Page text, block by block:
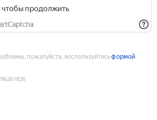
продолжить
пожалуйста, воспользуйтесьформой